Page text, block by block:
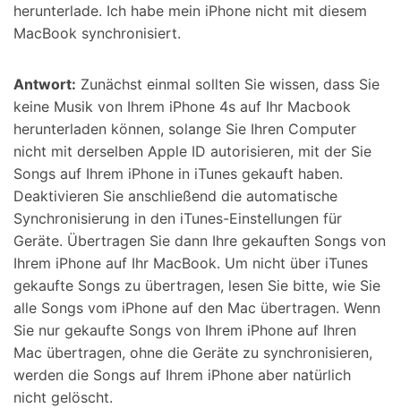
herunterlade. Ich habe mein iPhone nicht mit diesem
MacBook synchronisiert.
Antwort: Zunächst einmal sollten Sie wissen, dass Sie
keine Musik von Ihrem iPhone 4s auf Ihr Macbook
herunterladen können, solange Sie Ihren Computer
nicht mit derselben Apple ID autorisieren, mit der Sie
Songs auf Ihrem iPhone in iTunes gekauft haben.
Deaktivieren Sie anschließend die automatische
Synchronisierung in den iTunes-Einstellungen für
Geräte. Übertragen Sie dann Ihre gekauften Songs von
Ihrem iPhone auf Ihr MacBook. Um nicht über iTunes
gekaufte Songs zu übertragen, lesen Sie bitte, wie Sie
alle Songs vom iPhone auf den Mac übertragen. Wenn
Sie nur gekaufte Songs von Ihrem iPhone auf Ihren
Mac übertragen, ohne die Geräte zu synchronisieren,
werden die Songs auf Ihrem iPhone aber natürlich
nicht gelöscht.